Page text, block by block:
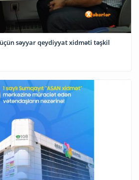
səyyar qeydiyyat xidməti təşkil